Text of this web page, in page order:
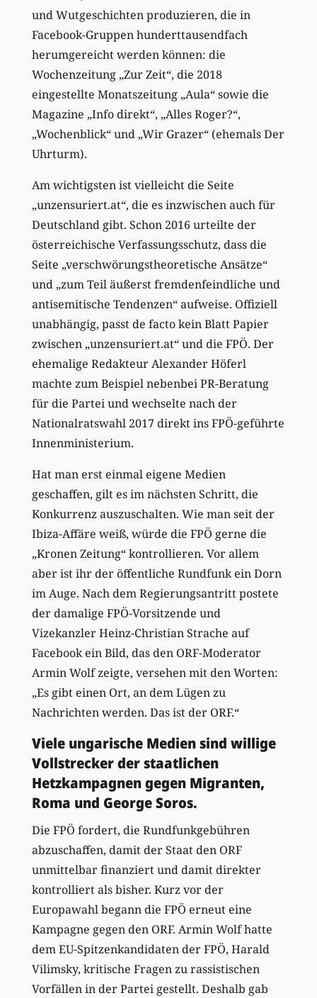
und Wutgeschichten produzieren, die in
Facebook-Gruppen hunderttausendfach
herumgereicht werden können: die
Wochenzeitung „Zur Zeit“, die 2018
eingestellte Monatszeitung „Aula“ sowie die
Magazine „Info direkt“, „Alles Roger?“,
„Wochenblick“ und „Wir Grazer“ (ehemals Der
Uhrturm).
Am wichtigsten ist vielleicht die Seite
„unzensuriert.at“, die es inzwischen auch für
Deutschland gibt. Schon 2016 urteilte der
österreichische Verfassungsschutz, dass die
Seite „verschwörungstheoretische Ansätze“
und „zum Teil äußerst fremdenfeindliche und
antisemitische Tendenzen“ aufweise. Offiziell
unabhängig, passt de facto kein Blatt Papier
zwischen „unzensuriert.at“ und die FPÖ. Der
ehemalige Redakteur Alexander Höferl
machte zum Beispiel nebenbei PR-Beratung
für die Partei und wechselte nach der
Nationalratswahl 2017 direkt ins FPÖ-geführte
Innenministerium.
Hat man erst einmal eigene Medien
geschaffen, gilt es im nächsten Schritt, die
Konkurrenz auszuschalten. Wie man seit der
Ibiza-Affäre weiß, würde die FPÖ gerne die
„Kronen Zeitung“ kontrollieren. Vor allem
aber ist ihr der öffentliche Rundfunk ein Dorn
im Auge. Nach dem Regierungsantritt postete
der damalige FPÖ-Vorsitzende und
Vizekanzler Heinz-Christian Strache auf
Facebook ein Bild, das den ORF-Moderator
Armin Wolf zeigte, versehen mit den Worten:
„Es gibt einen Ort, an dem Lügen zu
Nachrichten werden. Das ist der ORF.“
Viele ungarische Medien sind willige
Vollstrecker der staatlichen
Hetzkampagnen gegen Migranten,
Roma und George Soros.
Die FPÖ fordert, die Rundfunkgebühren
abzuschaffen, damit der Staat den ORF
unmittelbar finanziert und damit direkter
kontrolliert als bisher. Kurz vor der
Europawahl begann die FPÖ erneut eine
Kampagne gegen den ORF. Armin Wolf hatte
dem EU-Spitzenkandidaten der FPÖ, Harald
Vilimsky, kritische Fragen zu rassistischen
Vorfällen in der Partei gestellt. Deshalb gab